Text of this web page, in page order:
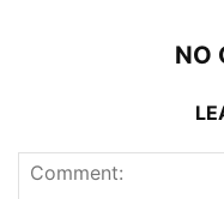
NO